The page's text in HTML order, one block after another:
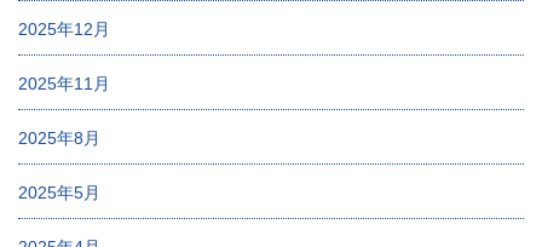
2025年12月
2025年11月
2025年8月
2025年5月